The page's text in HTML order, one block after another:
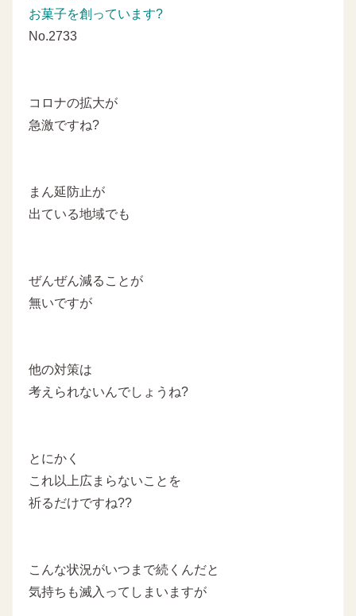
お菓子を創っています?
No.2733
コロナの拡大が
急激ですね?
まん延防止が
出ている地域でも
ぜんぜん減ることが
無いですが
他の対策は
考えられないんでしょうね?
とにかく
これ以上広まらないことを
祈るだけですね??
こんな状況がいつまで続くんだと
気持ちも滅入ってしまいますが